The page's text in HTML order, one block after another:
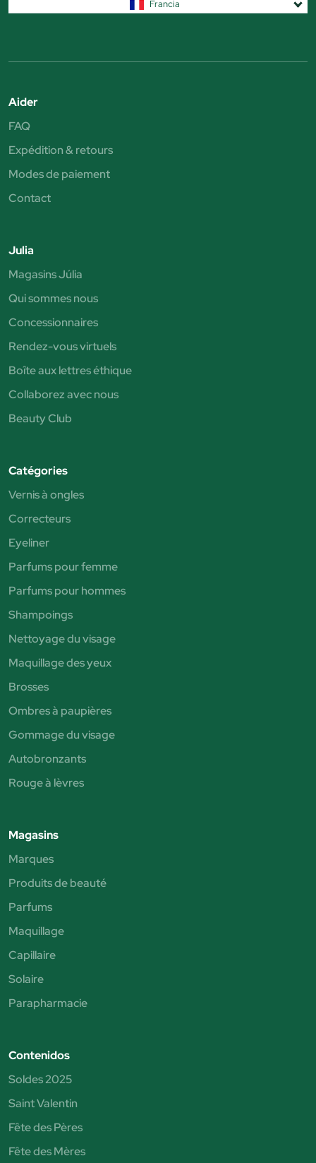
Francia
Aider
FAQ
Expédition & retours
Modes de paiement
Contact
Julia
Magasins Júlia
Qui sommes nous
Concessionnaires
Rendez-vous virtuels
Boîte aux lettres éthique
Collaborez avec nous
Beauty Club
Catégories
Vernis à ongles
Correcteurs
Eyeliner
Parfums pour femme
Parfums pour hommes
Shampoings
Nettoyage du visage
Maquillage des yeux
Brosses
Ombres à paupières
Gommage du visage
Autobronzants
Rouge à lèvres
Magasins
Marques
Produits de beauté
Parfums
Maquillage
Capillaire
Solaire
Parapharmacie
Contenidos
Soldes 2025
Saint Valentin
Fête des Pères
Fête des Mères